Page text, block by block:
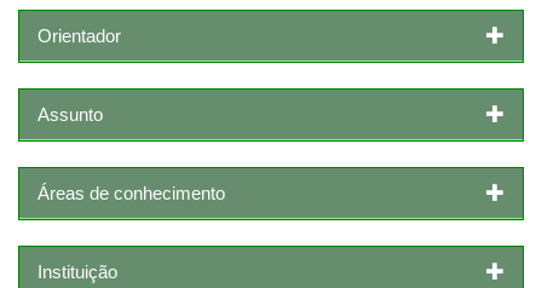
Orientador
Assunto
Áreas de conhecimento
Instituição